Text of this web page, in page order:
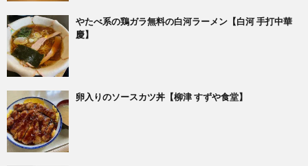
やたべ系の鶏ガラ無料の白河ラーメン【白河 手打中華
慶】
卵入りのソースカツ丼【柳津 すずや食堂】